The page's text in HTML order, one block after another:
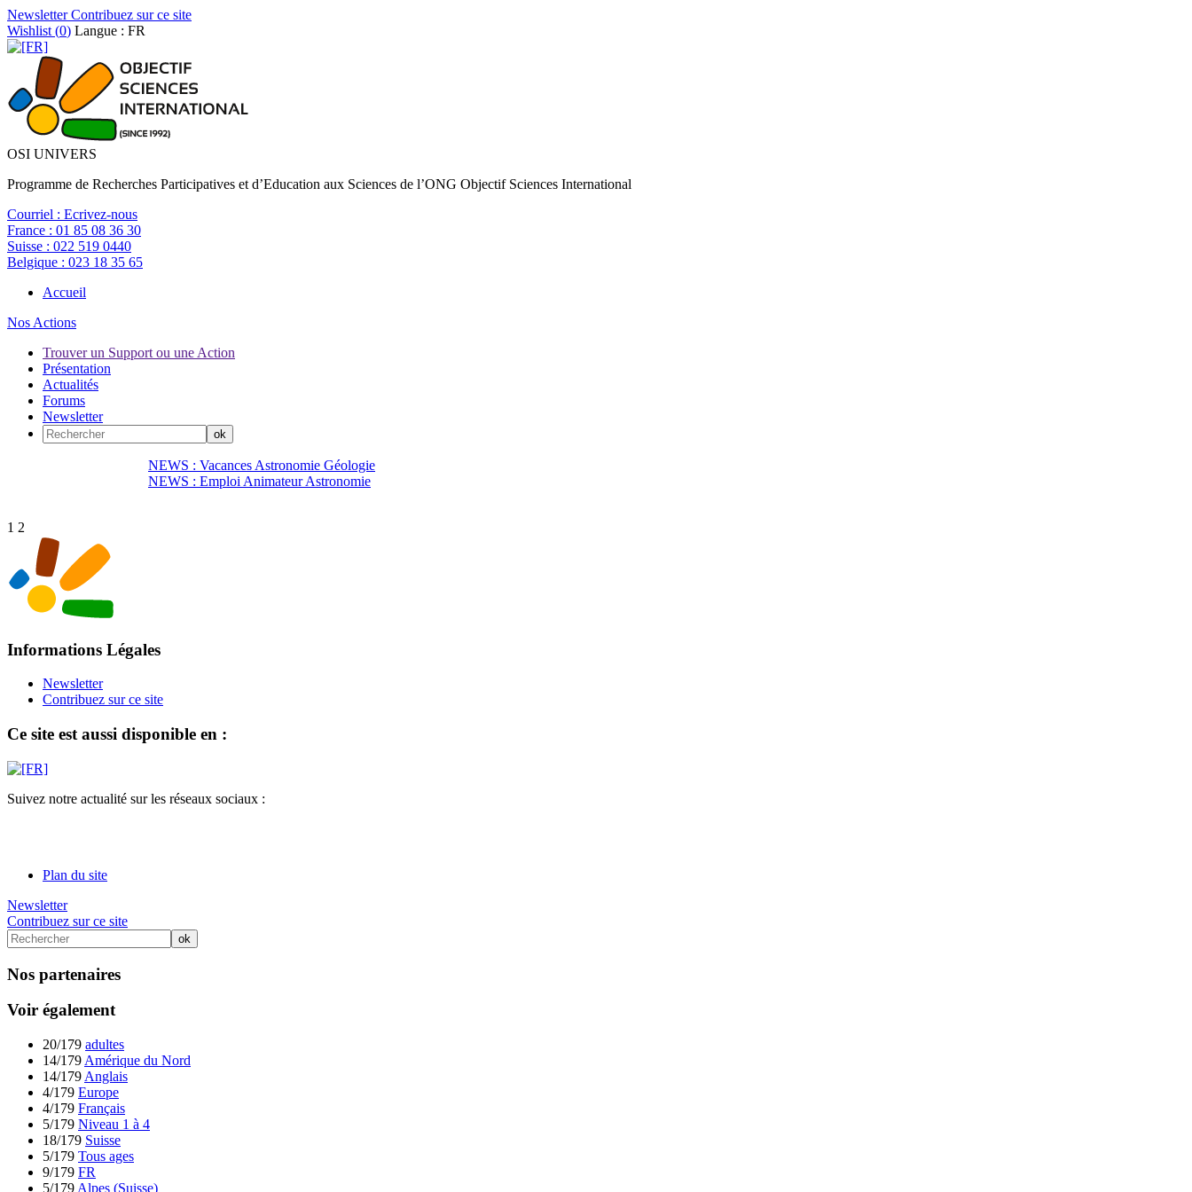
NewsletterContribuez sur ce site
Wishlist (0) Langue : FR
OSI UNIVERS
Programme de Recherches Participatives et d’Education aux Sciences de l’ONG Objectif Sciences International
Courriel : Ecrivez-nous
France : 01 85 08 36 30
Suisse : 022 519 0440
Belgique : 023 18 35 65
Accueil
Nos Actions
Trouver un Support ou une Action
Présentation
Actualités
Forums
Newsletter
NEWS : Vacances Astronomie Géologie
NEWS : Emploi Animateur Astronomie
1 2
Informations Légales
Newsletter
Contribuez sur ce site
Ce site est aussi disponible en :
Suivez notre actualité sur les réseaux sociaux :
Plan du site
Newsletter
Contribuez sur ce site
Nos partenaires
Voir également
20/179 adultes
14/179 Amérique du Nord
14/179 Anglais
4/179 Europe
4/179 Français
5/179 Niveau 1 à 4
18/179 Suisse
5/179 Tous ages
9/179 FR
5/179 Alpes (Suisse)